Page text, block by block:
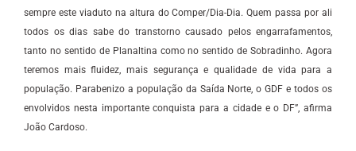
sempre este viaduto na altura do Comper/Dia-Dia. Quem passa por ali
todos os dias sabe do transtorno causado pelos engarrafamentos,
tanto no sentido de Planaltina como no sentido de Sobradinho. Agora
teremos mais fluidez, mais segurança e qualidade de vida para a
população. Parabenizo a população da Saída Norte, o GDF e todos os
envolvidos nesta importante conquista para a cidade e o DF”, afirma
João Cardoso.